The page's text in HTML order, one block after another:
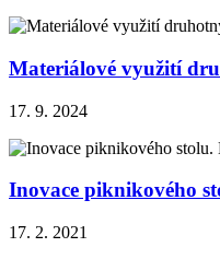
Materiálové využití
17. 9. 2024
Inovace piknikového
17. 2. 2021